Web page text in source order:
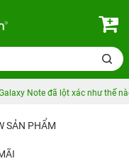
Note đã lột xác như thế
SẢN PHẨM